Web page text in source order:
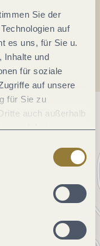
Sie der
auf
es uns, für Sie u.
Inhalte und
für soziale
auf unsere
für Sie zu
auch außerhalb
und dort
"Alle
in der Nutzung